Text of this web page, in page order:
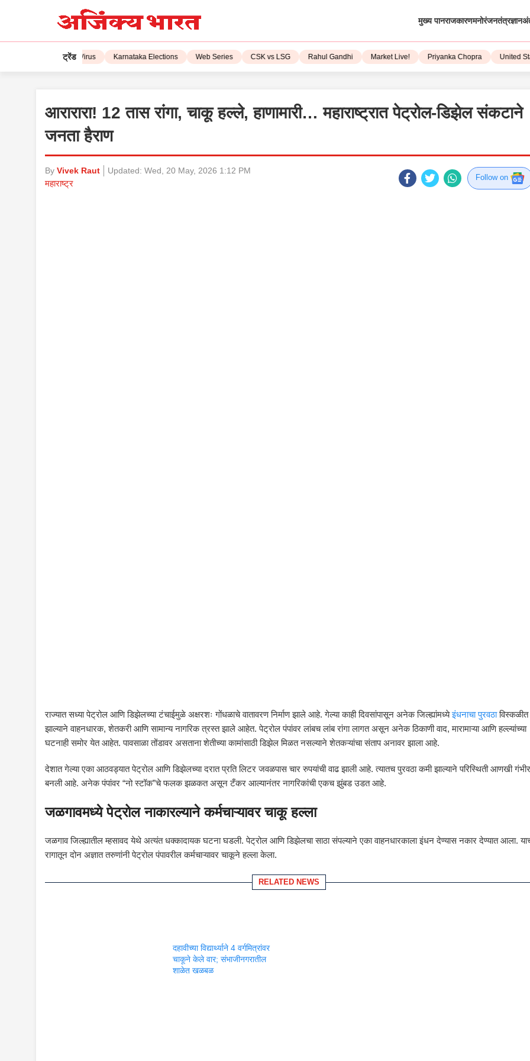
मुख्य पानराजकारणमनोरंजनतंत्रज्ञान
ट्रेंड
Corona Virus Karnataka Elections Web Series CSK vs LSG Rahul Gandhi Market Live! Priyanka Chopra United State
आरारारा! 12 तास रांगा, चाकू हल्ले, हाणामारी… महाराष्ट्रात पेट्रोल-डिझेल संकटाने
जनता हैराण
By Vivek Raut Updated: Wed, 20 May, 2026 1:12 PM
महाराष्ट्र
Follow on
राज्यात सध्या पेट्रोल आणि डिझेलच्या टंचाईमुळे अक्षरशः गोंधळाचे वातावरण निर्माण झाले आहे. गेल्या काही दिवसांपासून अनेक जिल्ह्यांमध्येइंधनाचा पुरवठाविस्कळीत
झाल्याने वाहनधारक, शेतकरी आणि सामान्य नागरिक त्रस्त झाले आहेत. पेट्रोल पंपांवर लांबच लांब रांगा लागत असून अनेक ठिकाणी वाद, मारामाऱ्या आणि हल्ल्यांच्या
घटनाही समोर येत आहेत. पावसाळा तोंडावर असताना शेतीच्या कामांसाठी डिझेल मिळत नसल्याने शेतकऱ्यांचा संताप अनावर झाला आहे.
देशात गेल्या एका आठवड्यात पेट्रोल आणि डिझेलच्या दरात प्रति लिटर जवळपास चार रुपयांची वाढ झाली आहे. त्यातच पुरवठा कमी झाल्याने परिस्थिती आणखी गंभीर
बनली आहे. अनेक पंपांवर “नो स्टॉक”चे फलक झळकत असून टँकर आल्यानंतर नागरिकांची एकच झुंबड उडत आहे.
जळगावमध्ये पेट्रोल नाकारल्याने कर्मचाऱ्यावर चाकू हल्ला
जळगाव जिल्ह्यातील म्हसावद येथे अत्यंत धक्कादायक घटना घडली. पेट्रोल आणि डिझेलचा साठा संपल्याने एका वाहनधारकाला इंधन देण्यास नकार देण्यात आला.
रागातून दोन अज्ञात तरुणांनी पेट्रोल पंपावरील कर्मचाऱ्यावर चाकूने हल्ला केला.
RELATED NEWS
दहावीच्या विद्यार्थ्याने 4 वर्गमित्रांवर
चाकूने केले वार; संभाजीनगरातील
शाळेत खळबळ